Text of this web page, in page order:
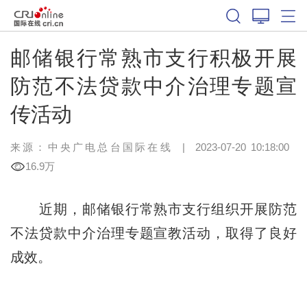
邮储银行常熟市支行积极开展
防范不法贷款中介治理专题宣
传活动
来源：中央广电总台国际在线 | 2023-07-20 10:18:00
16.9万
近期，邮储银行常熟市支行组织开展防范
不法贷款中介治理专题宣教活动，取得了良好
成效。